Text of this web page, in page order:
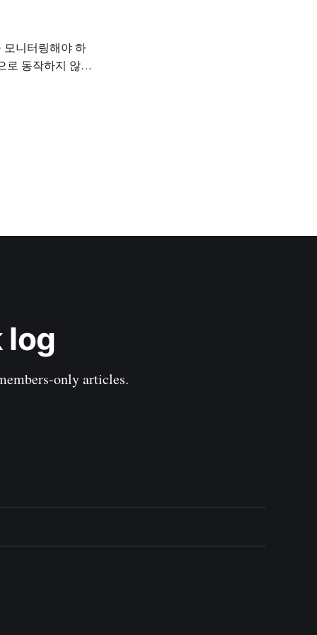
모니터링해야 하
log
only articles.